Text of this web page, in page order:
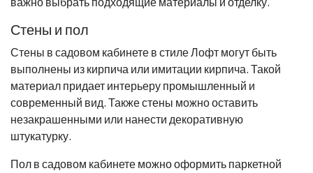
Стены и пол
Стены в садовом кабинете в стиле Лофт могут быть
выполнены из кирпича или имитации кирпича. Такой
материал придает интерьеру промышленный и
современный вид. Также стены можно оставить
незакрашенными или нанести декоративную
штукатурку.
Пол в садовом кабинете можно оформить паркетной